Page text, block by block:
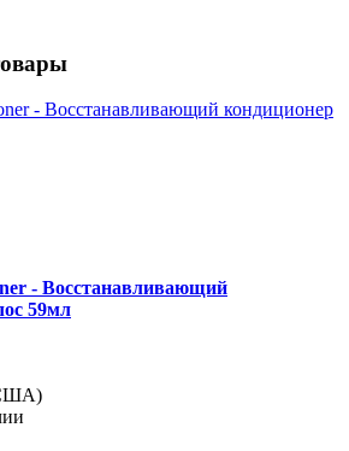
- Восстанавливающий
59мл